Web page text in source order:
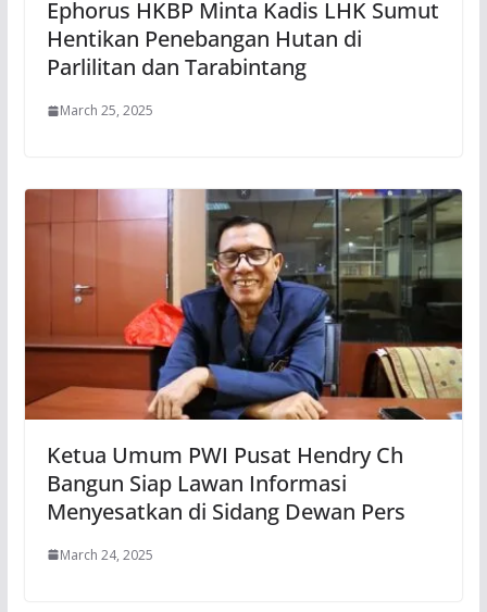
Ephorus HKBP Minta Kadis LHK Sumut
Hentikan Penebangan Hutan di
Parlilitan dan Tarabintang
March 25, 2025
Ketua Umum PWI Pusat Hendry Ch
Bangun Siap Lawan Informasi
Menyesatkan di Sidang Dewan Pers
March 24, 2025